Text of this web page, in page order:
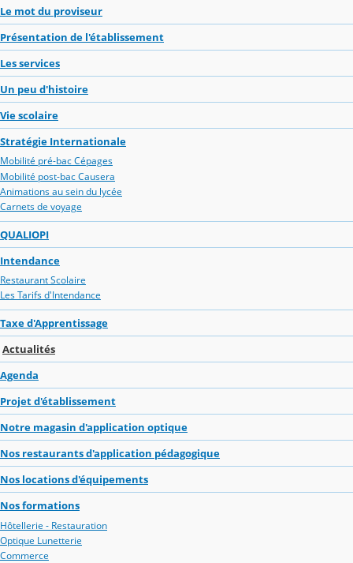
Le mot du proviseur
Présentation de l'établissement
Les services
Un peu d'histoire
Vie scolaire
Stratégie Internationale
Mobilité pré-bac Cépages
Mobilité post-bac Causera
Animations au sein du lycée
Carnets de voyage
QUALIOPI
Intendance
Restaurant Scolaire
Les Tarifs d'Intendance
Taxe d'Apprentissage
Actualités
Agenda
Projet d'établissement
Notre magasin d'application optique
Nos restaurants d'application pédagogique
Nos locations d'équipements
Nos formations
Hôtellerie - Restauration
Optique Lunetterie
Commerce